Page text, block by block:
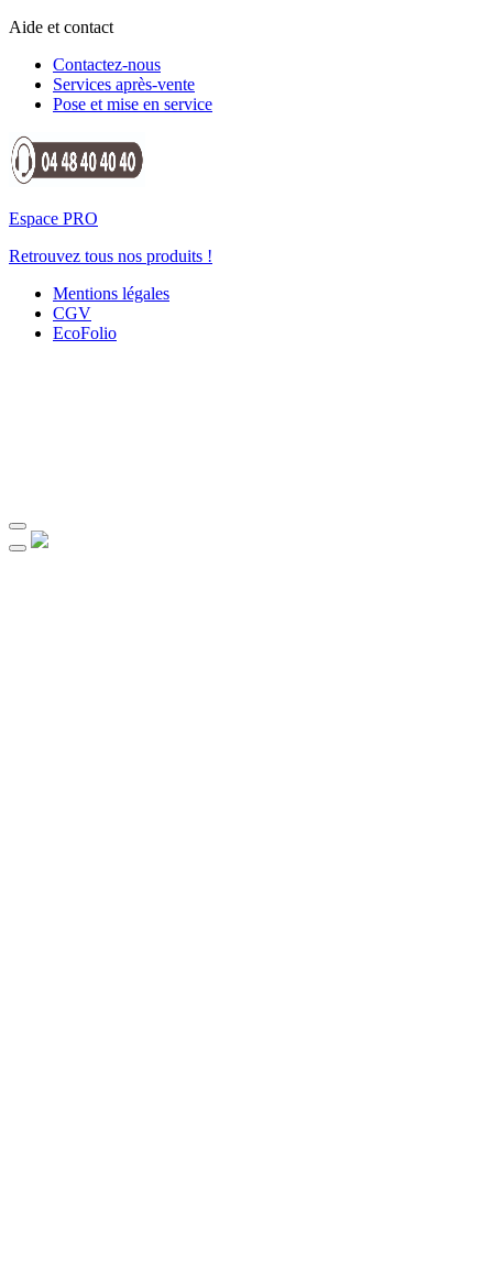
Aide et contact
Contactez-nous
Services après-vente
Pose et mise en service
Espace PRO
Retrouvez tous nos produits !
Mentions légales
CGV
EcoFolio